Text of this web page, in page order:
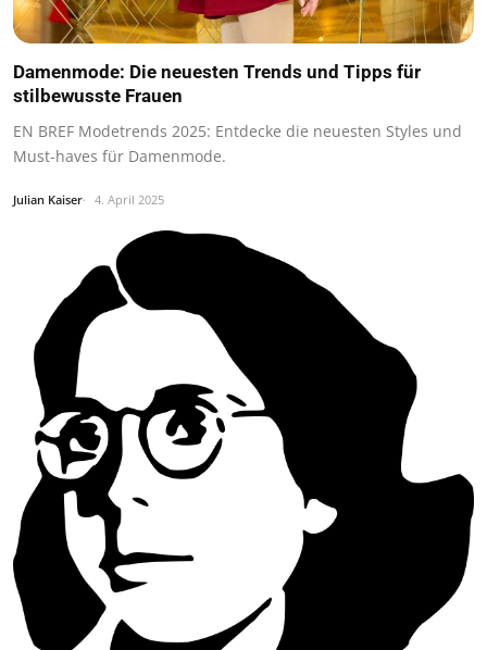
Damenmode: Die neuesten Trends und Tipps für
stilbewusste Frauen
EN BREF Modetrends 2025: Entdecke die neuesten Styles und
Must-haves für Damenmode.
Julian Kaiser 4. April 2025